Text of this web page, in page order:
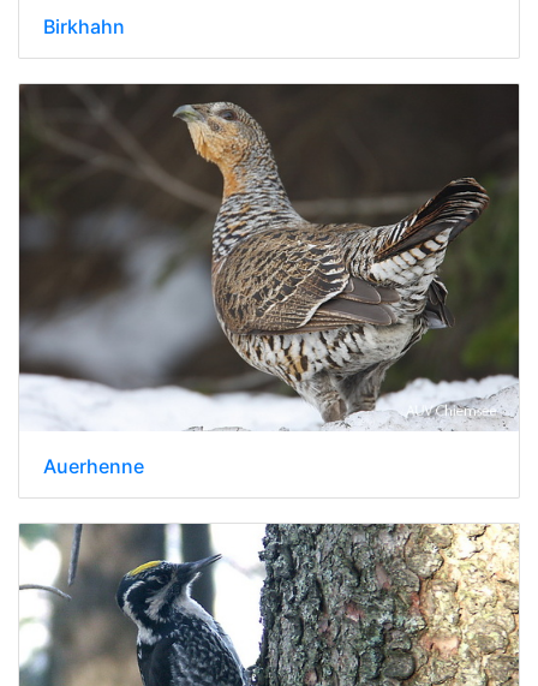
Birkhahn
Auerhenne